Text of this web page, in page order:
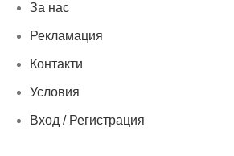
За нас
Рекламация
Контакти
Условия
Вход / Регистрация